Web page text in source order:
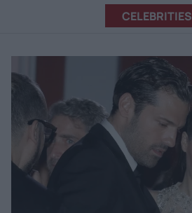
CELEBRITIES